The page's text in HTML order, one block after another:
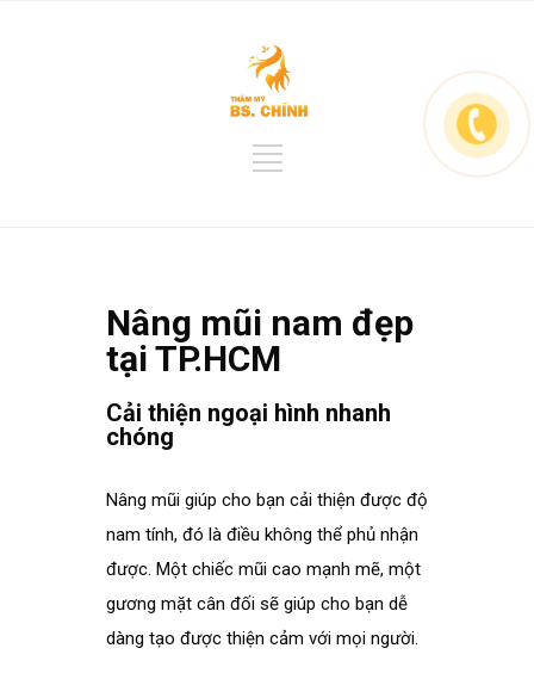
Nâng mũi nam đẹp
tại TP.HCM
Cải thiện ngoại hình nhanh
chóng
Nâng mũi giúp cho bạn cải thiện được độ
nam tính, đó là điều không thể phủ nhận
được. Một chiếc mũi cao mạnh mẽ, một
gương mặt cân đối sẽ giúp cho bạn dễ
dàng tạo được thiện cảm với mọi người.